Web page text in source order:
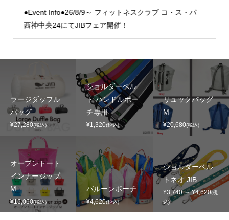
●Event Info●26/8/9～ フィットネスクラブ コ・ス・パ
西神中央24にてJIBフェア開催！
ラージダッフル
バッグ
¥27,280(税込)
ショルダーベル
ト ハンドルポー
チ専用
¥1,320(税込)
リュックバッグ
M
¥20,680(税込)
オープントート
インナージップ
M
¥16,060(税込)
バルーンポーチ
¥4,620(税込)
ショルダーベル
トネオ JIB
¥3,740 ～ ¥4,620(税
込)